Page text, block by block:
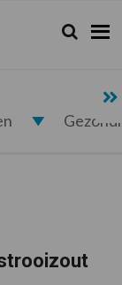
Zoeken...
Zoek